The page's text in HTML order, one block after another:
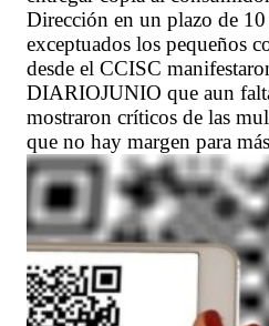
Dirección en un plazo de
exceptuados los pequeños
desde el CCISC
DIARIOJUNIO que aun
mostraron críticos de las
que no hay margen para